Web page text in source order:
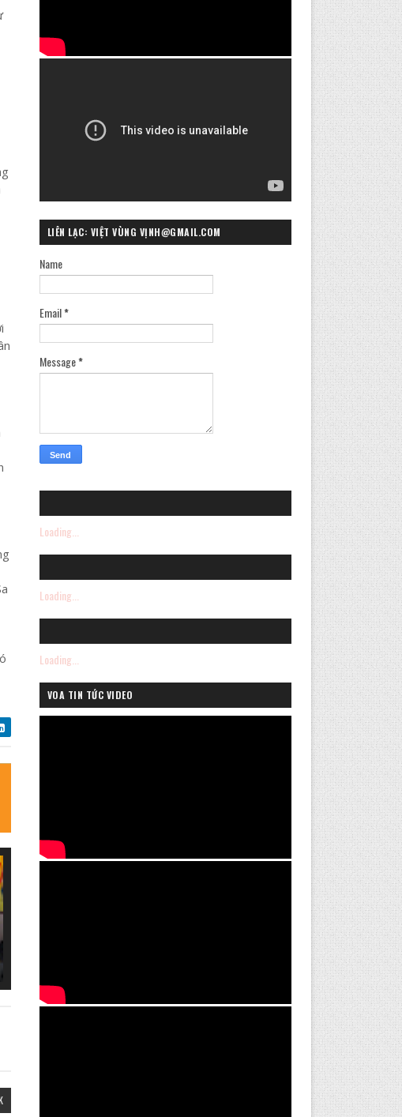
LIÊN LẠC: VIỆT VÙNG VỊNH@GMAIL.COM
Name
Email*
Message*
Loading...
Loading...
Loading...
VOA TIN TỨC VIDEO